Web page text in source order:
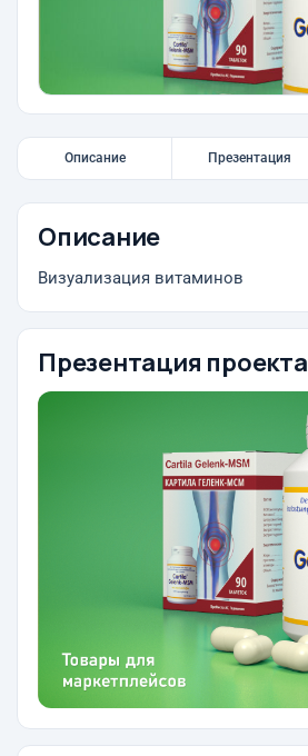
Описание Презентация
Описание
Визуализация витаминов
Презентация проекта